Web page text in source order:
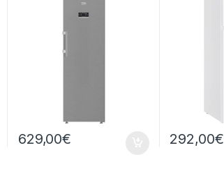
629,00€ 292,00€